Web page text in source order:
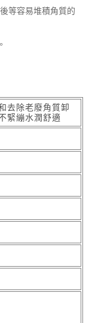
等容易堆積角質的
去除老廢角質卸
緊繃水潤舒適